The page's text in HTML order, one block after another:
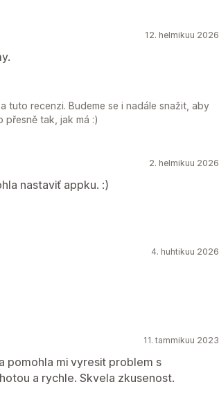
12. helmikuu 2026
tuto recenzi. Budeme se i nadále snažit, aby
přesně tak, jak má :)
2. helmikuu 2026
nastaviť appku. :)
4. huhtikuu 2026
11. tammikuu 2023
pomohla mi vyresit problem s
a rychle. Skvela zkusenost.